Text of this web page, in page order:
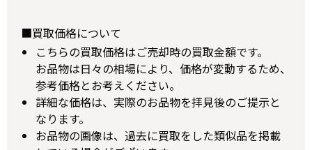
■買取価格について
こちらの買取価格はご売却時の買取金額です。
お品物は日々の相場により、価格が変動するため、
参考価格とお考えください。
詳細な価格は、実際のお品物を拝見後のご提示と
なります。
お品物の画像は、過去に買取をした類似品を掲載